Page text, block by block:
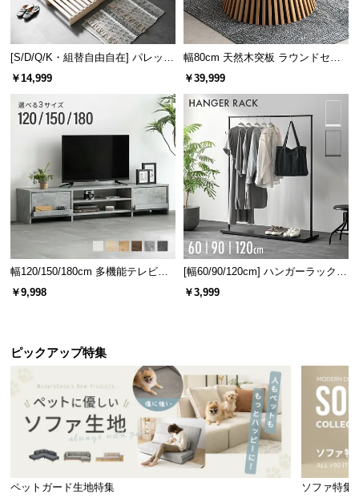
使い勝手の良い2口コンセント
コンセント数は従来品から1つ増えた2口に。照明を
置いて就寝前の読書を楽しむこともできます。
コンセント数の比較
1口
2口に増えてもっと便利に！
[S/D/Q/K・組替自由自在] パレット
ベッド 8/12/16枚セット
￥14,999
幅80cm 天然木突板 ラウンドセン
ターテーブル 美しい格子デザイン
￥39,999
幅120/150/180cm 多機能テレビボ
ード 木目/石目調 オープン収納・
￥9,998
[幅60/90/120cm] ハンガーラック
スチール 4段階高さ調節 サイドフ
￥3,999
ピックアップ特集
ペットガード生地特集 ソファ特集